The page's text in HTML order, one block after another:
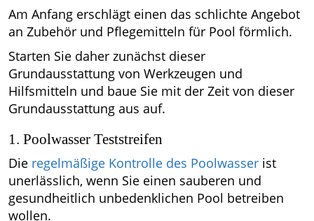
Am Anfang erschlägt einen das schlichte Angebot
an Zubehör und Pflegemitteln für Pool förmlich.
Starten Sie daher zunächst dieser
Grundausstattung von Werkzeugen und
Hilfsmitteln und baue Sie mit der Zeit von dieser
Grundausstattung aus auf.
1. Poolwasser Teststreifen
Die regelmäßige Kontrolle des Poolwasser ist
unerlässlich, wenn Sie einen sauberen und
gesundheitlich unbedenklichen Pool betreiben
wollen.